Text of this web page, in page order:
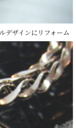
デザインにリフォーム